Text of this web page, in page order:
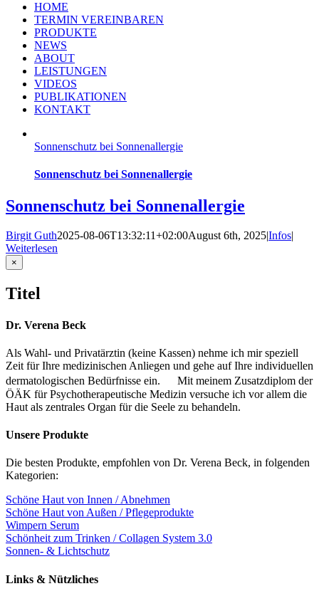
HOME
TERMIN VEREINBAREN
PRODUKTE
NEWS
ABOUT
LEISTUNGEN
VIDEOS
PUBLIKATIONEN
KONTAKT
Sonnenschutz bei Sonnenallergie
Sonnenschutz bei Sonnenallergie
Sonnenschutz bei Sonnenallergie
Birgit Guth2025-08-06T13:32:11+02:00August 6th, 2025|Infos|
Weiterlesen
Close
product
view
×
Titel
Dr. Verena Beck
Als Wahl- und Privatärztin (keine Kassen) nehme ich mir speziell
Zeit für Ihre medizinischen Anliegen und gehe auf Ihre individuellen
dermatologischen Bedürfnisse ein. Mit meinem Zusatzdiplom der
ÖÄK für Psychotherapeutische Medizin versuche ich vor allem die
Haut als zentrales Organ für die Seele zu behandeln.
Unsere Produkte
Die besten Produkte, empfohlen von Dr. Verena Beck, in folgenden
Kategorien:
Schöne Haut von Innen / Abnehmen
Schöne Haut von Außen / Pflegeprodukte
Wimpern Serum
Schönheit zum Trinken / Collagen System 3.0
Sonnen- & Lichtschutz
Links & Nützliches